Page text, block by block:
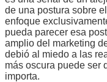
de una postura sobre
enfoque
pueda parecer esa
amplio del marketing
debió al miedo a las
más oscura puede ser
importa.